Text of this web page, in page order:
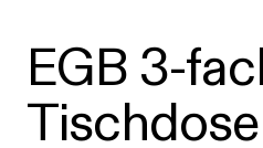
EGB 3-
Tischdose